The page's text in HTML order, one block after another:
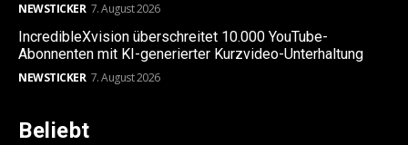
NEWSTICKER 7. August 2026
IncredibleXvision überschreitet 10.000 YouTube-
Abonnenten mit KI-generierter Kurzvideo-Unterhaltung
NEWSTICKER 7. August 2026
Beliebt